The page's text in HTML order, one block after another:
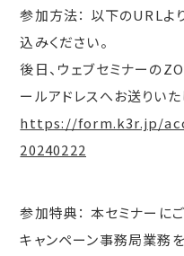
参加方法： 以下のURLよ
込みください。
後日、ウェブセミナーの
ールアドレスへお送りいた
https://form.k3r.jp/
20240222
参加特典： 本セミナーに
キャンペーン事務局業務